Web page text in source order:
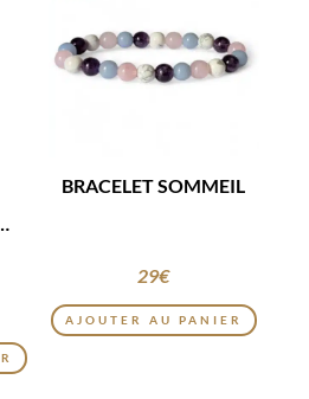
BRACELET SOMMEIL
29€
AJOUTER AU PANIER